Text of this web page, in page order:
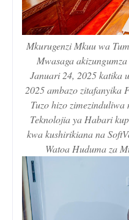
Mkurugenzi Mkuu wa
Mwasaga
Januari 24, 2025 katika
2025 ambazo zitafanyika
Tuzo hizo
Teknolojia ya Habari
kwa kushirikiana na
Watoa Huduma za